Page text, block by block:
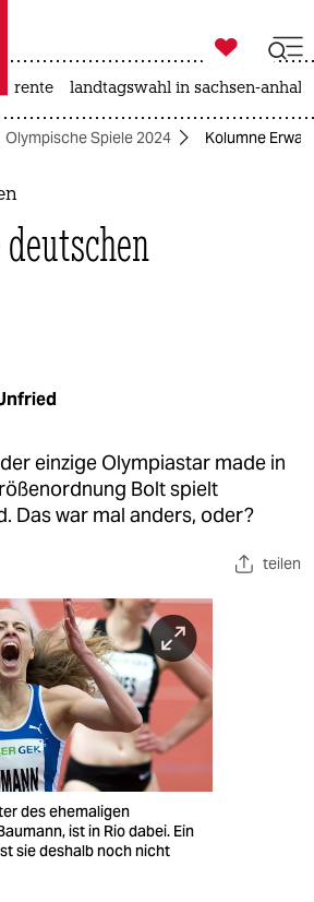
taz zahl ich
taz zahl ich

taz zahl ich
rente landtagswahl in sachsen-anhalt
Olympische Spiele 2024 Kolumne
einzige Olympiastar made in
Bolt spielt
Das war mal anders, oder?
teilen
des ehemaligen
ist in Rio dabei. Ein
sie deshalb noch nicht